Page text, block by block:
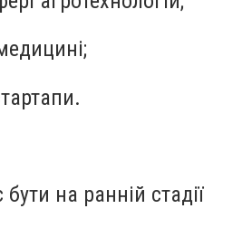
на ранній стадії